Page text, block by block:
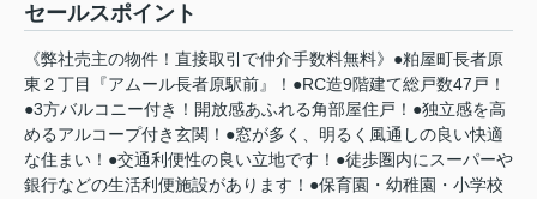
セールスポイント
《弊社売主の物件！直接取引で仲介手数料無料》●粕屋町長者原
東２丁目『アムール長者原駅前』！●RC造9階建て総戸数47戸！
●3方バルコニー付き！開放感あふれる角部屋住戸！●独立感を高
めるアルコープ付き玄関！●窓が多く、明るく風通しの良い快適
な住まい！●交通利便性の良い立地です！●徒歩圏内にスーパーや
銀行などの生活利便施設があります！●保育園・幼稚園・小学校